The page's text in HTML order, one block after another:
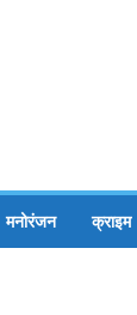
मनोरंजन क्राइम